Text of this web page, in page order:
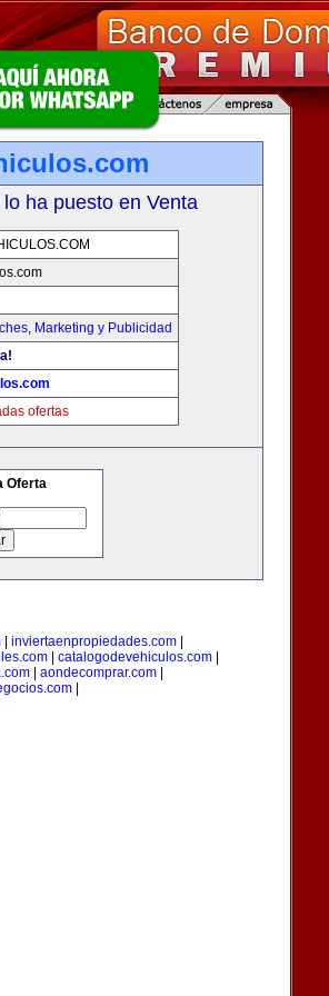
ha puesto en Venta
, Marketing y Publicidad
ofertas
Oferta
| inviertaenpropiedades.com|
| catalogodevehiculos.com|
| aondecomprar.com|
|